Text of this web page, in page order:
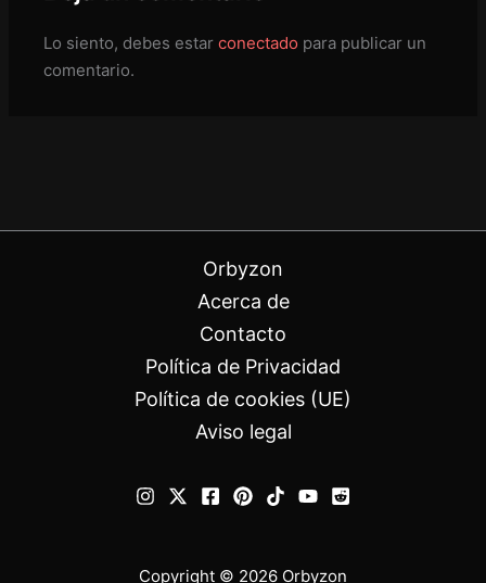
Lo siento, debes estarconectado para publicar un
comentario.
Orbyzon
Acerca de
Contacto
Política de Privacidad
Política de cookies (UE)
Aviso legal
Copyright © 2026 Orbyzon